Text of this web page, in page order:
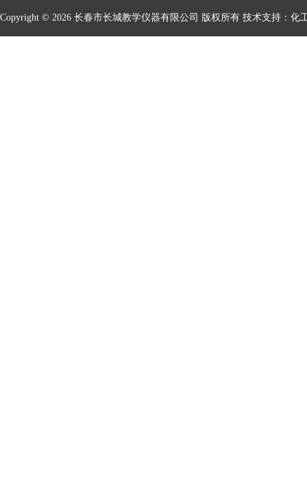
Copyright © 2026 长春市长城教学仪器有限公司 版权所有 技术支持： 化